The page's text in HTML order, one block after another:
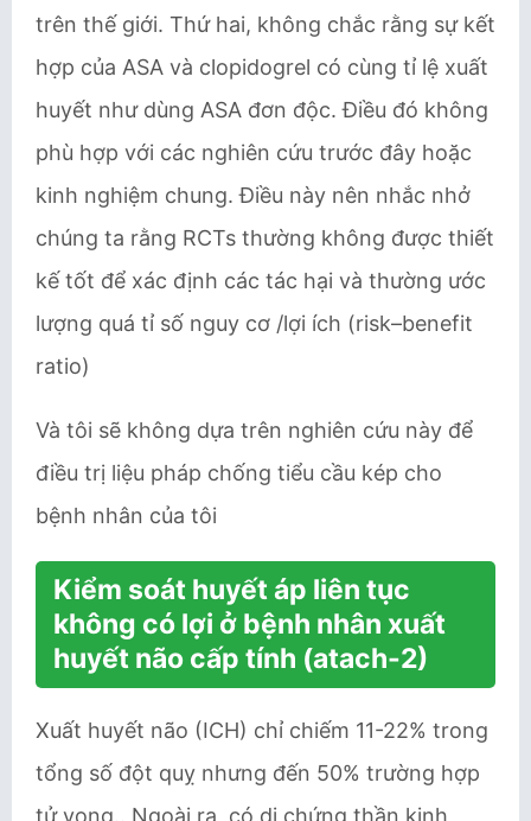
trên thế giới. Thứ hai, không chắc rằng sự kết
hợp của ASA và clopidogrel có cùng tỉ lệ xuất
huyết như dùng ASA đơn độc. Điều đó không
phù hợp với các nghiên cứu trước đây hoặc
kinh nghiệm chung. Điều này nên nhắc nhở
chúng ta rằng RCTs thường không được thiết
kế tốt để xác định các tác hại và thường ước
lượng quá tỉ số nguy cơ /lợi ích (risk–benefit
ratio)
Và tôi sẽ không dựa trên nghiên cứu này để
điều trị liệu pháp chống tiểu cầu kép cho
bệnh nhân của tôi
Kiểm soát huyết áp liên tục
không có lợi ở bệnh nhân xuất
huyết não cấp tính (atach-2)
Xuất huyết não (ICH) chỉ chiếm 11-22% trong
tổng số đột quỵ nhưng đến 50% trường hợp
tử vong.. Ngoài ra, có di chứng thần kinh